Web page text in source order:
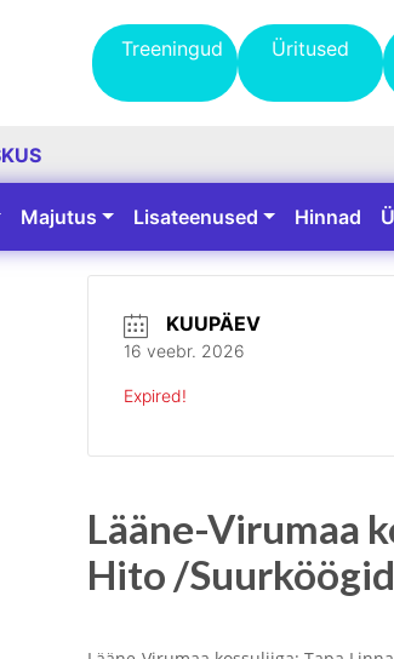
Treeningud Üritused
Majutus Lisateenused Hinnad
KUUPÄEV
16 veebr. 2026
Expired!
Lääne-Virumaa
Hito /Suurköögid